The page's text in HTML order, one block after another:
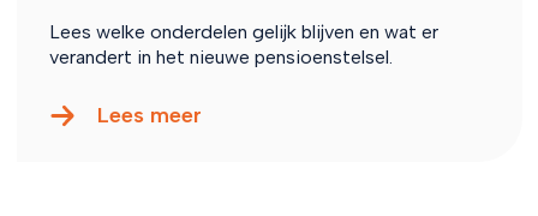
Lees welke onderdelen gelijk blijven en wat er
verandert in het nieuwe pensioenstelsel.
Lees meer